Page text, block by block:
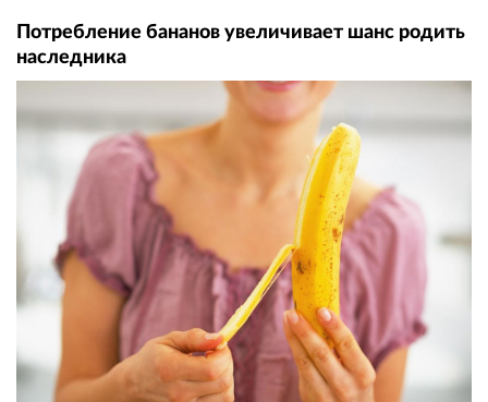
Потребление бананов увеличивает шанс родить
наследника